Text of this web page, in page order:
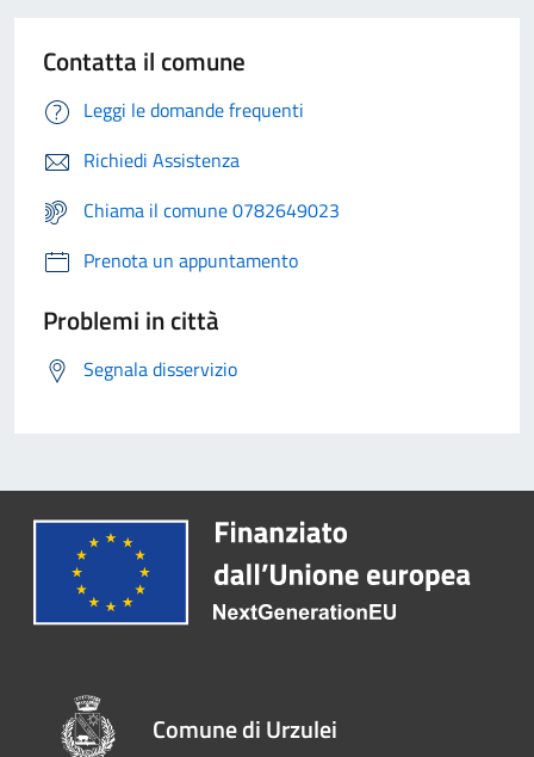
Contatta il comune
Leggi le domande frequenti
Richiedi Assistenza
Chiama il comune 0782649023
Prenota un appuntamento
Problemi in città
Segnala disservizio
Comune di Urzulei